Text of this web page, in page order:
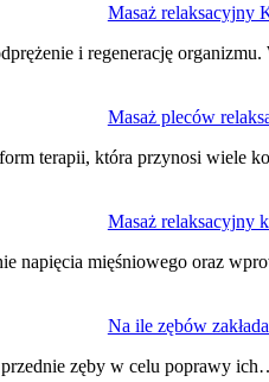
Masaż relaksacyjny
i regenerację
Masaż pleców
terapii, która przynosi wiele
Masaż relaksacyjny
napięcia mięśniowego oraz
Na ile zębów
przednie zęby w celu poprawy